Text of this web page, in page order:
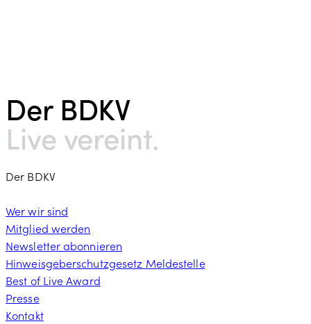
Der BDKV​
Live vereint.
Der BDKV
Wer wir sind
Mitglied werden
Newsletter abonnieren
Hinweisgeberschutzgesetz Meldestelle
Best of Live Award
Presse
Kontakt